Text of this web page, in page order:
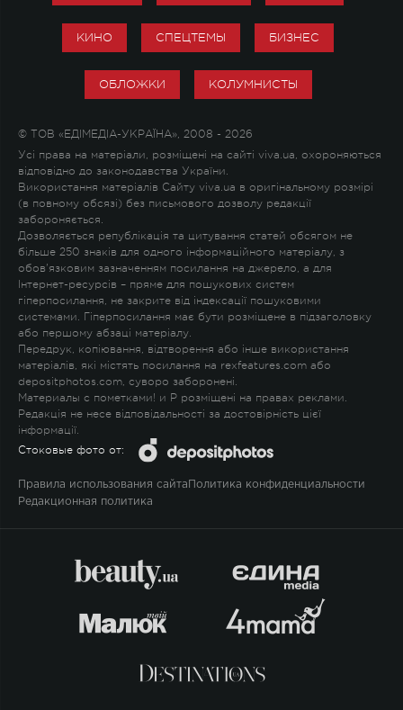
КИНО СПЕЦТЕМЫ БИЗНЕС
ОБЛОЖКИ КОЛУМНИСТЫ
© ТОВ «ЕДІМЕДІА-УКРАЇНА», 2008 - 2026
Усі права на матеріали, розміщені на сайті viva.ua, охороняються
відповідно до законодавства України.
Використання матеріалів Сайту viva.ua в оригінальному розмірі
(в повному обсязі) без письмового дозволу редакції
забороняється.
Дозволяється републікація та цитування статей обсягом не
більше 250 знаків для одного інформаційного матеріалу, з
обов'язковим зазначенням посилання на джерело, а для
Інтернет-ресурсів – пряме для пошукових систем
гіперпосилання, не закрите від індексації пошуковими
системами. Гіперпосилання має бути розміщене в підзаголовку
або першому абзаці матеріалу.
Передрук, копіювання, відтворення або інше використання
матеріалів, які містять посилання на rexfeatures.com або
depositphotos.com, суворо заборонені.
Материалы с пометками! и P розміщені на правах реклами.
Редакція не несе відповідальності за достовірність цієї
інформації.
Стоковые фото от:
Правила использования сайта Политика конфиденциальности
Редакционная политика